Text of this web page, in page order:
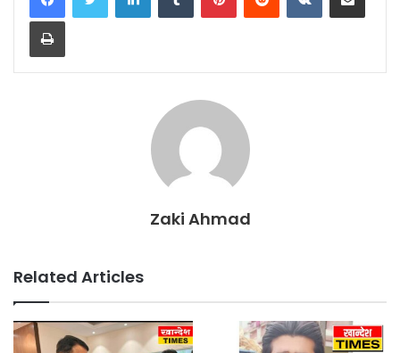
Print
Zaki Ahmad
Related Articles